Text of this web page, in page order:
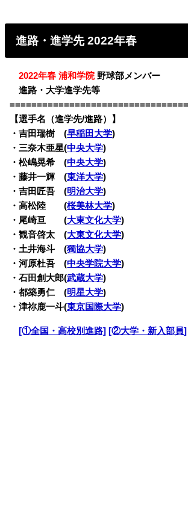
進路・進学先 2022年春
・2022年春 浦和学院野球部メンバー
・進路・大学進学先等
【選手名（進学先/進路）】
・吉田瑞樹 (早稲田大学)
・三奈木亜星(中央大学)
・松嶋晃希 (中央大学)
・藤井一輝 (東洋大学)
・吉田匠吾 (明治大学)
・高松陸 (桜美林大学)
・尾崎亘 (大東文化大学)
・観音啓太 (大東文化大学)
・土井海斗 (獨協大学)
・河原杜吾 (中央学院大学)
・石田創大郎(武蔵大学)
・都築勇仁 (明星大学)
・津祢鹿一斗(東京国際大学)
[①全国・高校別進路] [②大学・新入部員]